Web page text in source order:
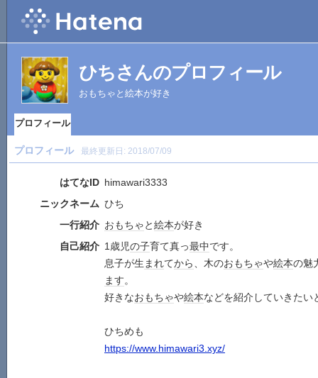
ひちさんのプロフィール
おもちゃと絵本が好き
プロフィール
プロフィール 最終更新日: 2018/07/09
はてなID himawari3333
ニックネーム ひち
一行紹介 おもちゃと絵本が好き
自己紹介 1歳児の子育て真っ最中です。
息子が生まれてから、木のおもちゃや絵本の魅
ます。
好きなおもちゃや絵本などを紹介していきたい
ひちめも
https://www.himawari3.xyz/